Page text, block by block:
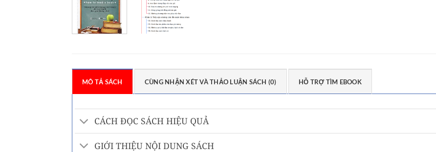
MÔ TẢ SÁCH CÙNG NHẬN XÉT VÀ THẢO LUẬN SÁCH (0) HỖ TRỢ TÌM EBOOK
CÁCH ĐỌC SÁCH HIỆU QUẢ
GIỚI THIỆU NỘI DUNG SÁCH